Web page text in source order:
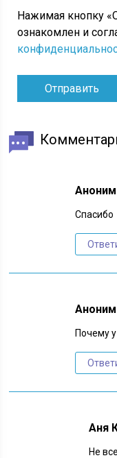
Нажимая кнопку
ознакомлен и
Аноним
Спасибо
Аноним
Почему
Аня
Не